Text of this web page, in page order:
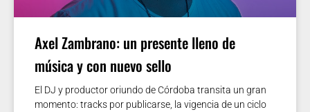
Axel Zambrano: un presente lleno de
música y con nuevo sello
El DJ y productor oriundo de Córdoba transita un gran
momento: tracks por publicarse, la vigencia de un ciclo